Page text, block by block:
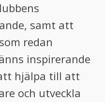
samt att
redan
inspirerande
hjälpa till att
och utveckla